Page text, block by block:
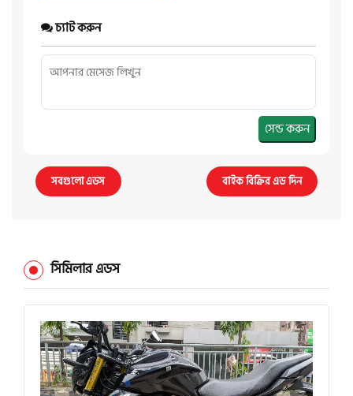
চ্যাট করুন
সেন্ড করুন
সবগুলো এডস বাইক বিক্রির এড দিন
সিমিলার এডস